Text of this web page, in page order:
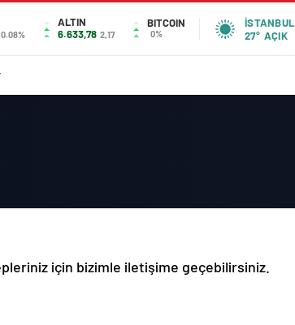
0.08%
ALTIN
6.633,78 2,17
BITCOIN
0%
İSTANBUL
27° AÇIK
için bizimle iletişime geçebilirsiniz.